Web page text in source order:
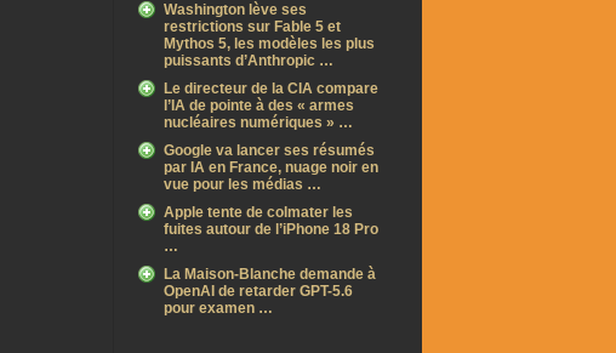
Washington lève ses
restrictions sur Fable 5 et
Mythos 5, les modèles les plus
puissants d’Anthropic …
Le directeur de la CIA compare
l’IA de pointe à des « armes
nucléaires numériques » …
Google va lancer ses résumés
par IA en France, nuage noir en
vue pour les médias …
Apple tente de colmater les
fuites autour de l’iPhone 18 Pro
…
La Maison-Blanche demande à
OpenAI de retarder GPT-5.6
pour examen …